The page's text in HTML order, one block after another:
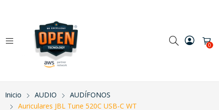
0
Inicio AUDIO
AUDÍFONOS
Auriculares JBL Tune 520C USB-C WT